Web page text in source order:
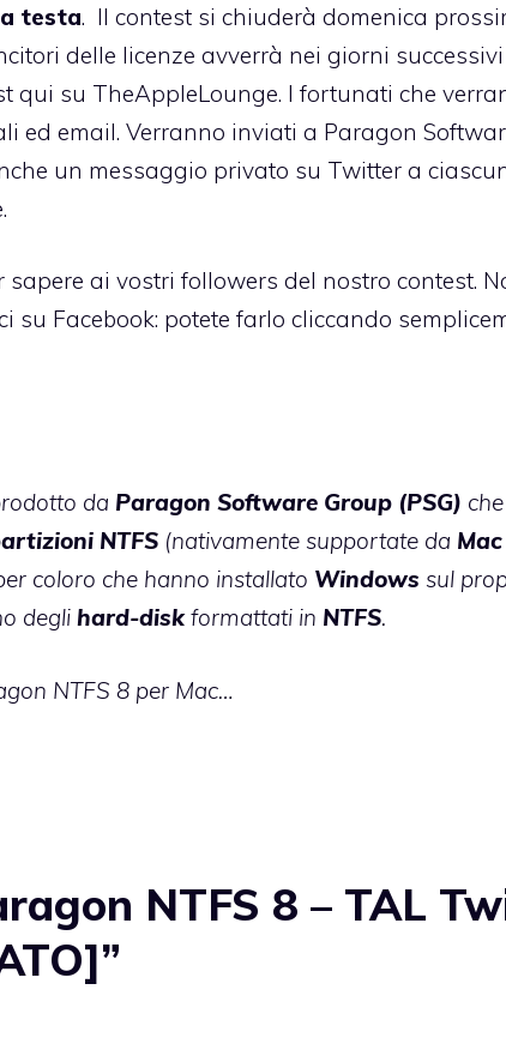
testa. Il contest si chiuderà domenica
delle licenze avverrà nei giorni
qui su TheAppleLounge. I fortunati che
ed email. Verranno inviati a Paragon
un messaggio privato su Twitter a
sapere ai vostri followers del nostro contest.
Facebook: potete farlo cliccando
da Paragon Software Group (PSG)
NTFS (nativamente supportate da
coloro che hanno installato Windows sul
degli hard-diskformattati in NTFS.
NTFS 8 per Mac…
NTFS 8 – TAL